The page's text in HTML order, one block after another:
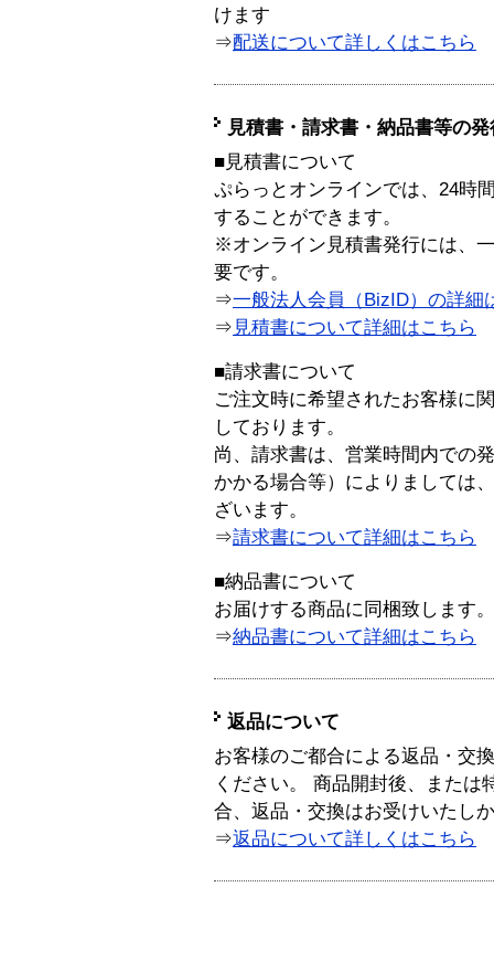
けます
⇒配送について詳しくはこちら
見積書・請求書・納品書等の
■見積書について
ぷらっとオンラインでは、24時
することができます。
※オンライン見積書発行には、
要です。
⇒一般法人会員（BizID）の詳細
⇒ 見積書について詳細はこちら
■請求書について
ご注文時に希望されたお客様に
しております。
尚、請求書は、営業時間内での
かかる場合等）によりましては
ざいます。
⇒請求書について詳細はこちら
■納品書について
お届けする商品に同梱致します。
⇒納品書について詳細はこちら
返品について
お客様のご都合による返品・交
ください。 商品開封後、または
合、返品・交換はお受けいたし
⇒返品について詳しくはこちら